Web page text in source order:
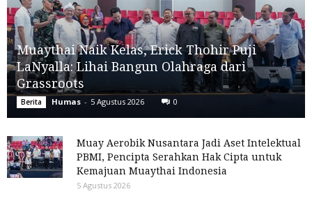
Muaythai Naik Kelas, Erick Thohir Puji
LaNyalla: Lihai Bangun Olahraga dari
Grassroots
Berita Humas - 5 Agustus 2026 0
Muay Aerobik Nusantara Jadi Aset Intelektual
PBMI, Pencipta Serahkan Hak Cipta untuk
Kemajuan Muaythai Indonesia
5 Agustus 2026